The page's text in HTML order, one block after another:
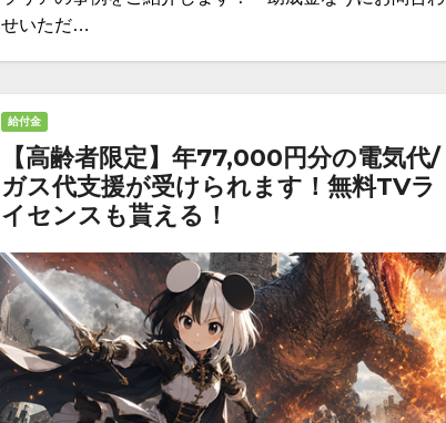
せいただ…
給付金
【高齢者限定】年77,000円分の電気代/
ガス代支援が受けられます！無料TVラ
イセンスも貰える！